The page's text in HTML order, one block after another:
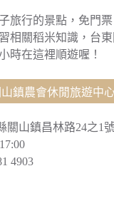
旅行的景點，免門
相關稻米知識，台
時在這裡順遊喔！
鎮農會休閒旅遊中
關山鎮昌林路24之1
4903